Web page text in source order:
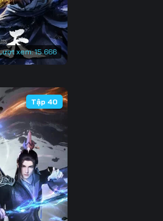
Tập 147
Tập 154
Tập 168
Tập 175
Tập 182
Tập 189
Tập 196
xem:15.666
Tập 40